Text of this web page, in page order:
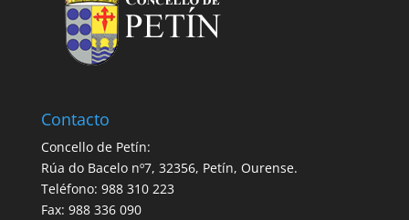
Contacto
Concello de Petín:
Rúa do Bacelo nº7, 32356, Petín, Ourense.
Teléfono: 988 310 223
Fax: 988 336 090